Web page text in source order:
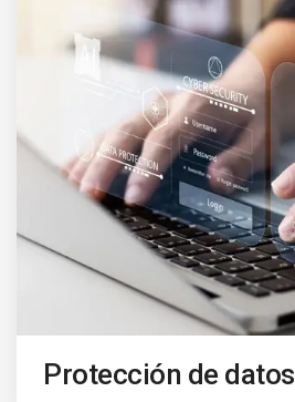
Protección de